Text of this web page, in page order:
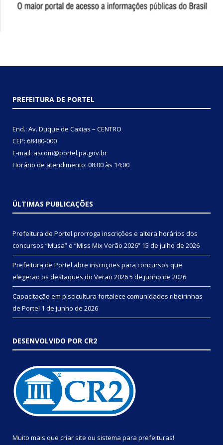
PREFEITURA DE PORTEL
End.: Av. Duque de Caxias – CENTRO
CEP: 68480-000
E-mail: ascom@portel.pa.gov.br
Horário de atendimento: 08:00 às 14:00
ÚLTIMAS PUBLICAÇÕES
Prefeitura de Portel prorroga inscrições e altera horários dos
concursos “Musa” e “Miss Mix Verão 2026” 15 de julho de 2026
Prefeitura de Portel abre inscrições para concursos que
elegerão os destaques do Verão 20265 de junho de 2026
Capacitação em piscicultura fortalece comunidades ribeirinhas
de Portel 1 de junho de 2026
DESENVOLVIDO POR CR2
Muito mais que criar site ou sistema para prefeituras!